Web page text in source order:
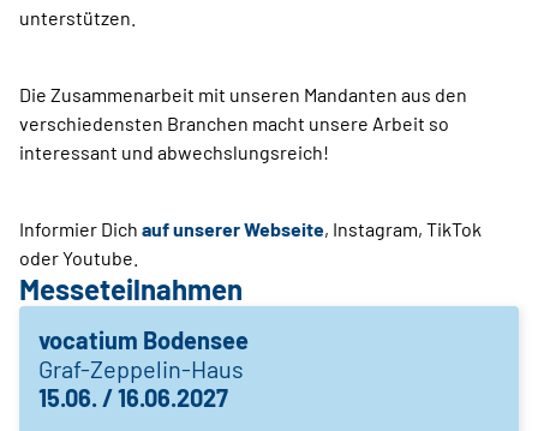
unterstützen.
Die Zusammenarbeit mit unseren Mandanten aus den
verschiedensten Branchen macht unsere Arbeit so
interessant und abwechslungsreich!
Informier Dich auf unserer Webseite, Instagram, TikTok
oder Youtube.
Messeteilnahmen
vocatium Bodensee
Graf-Zeppelin-Haus
15.06. / 16.06.2027